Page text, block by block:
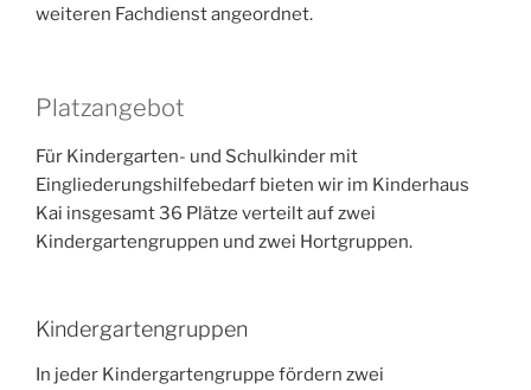
weiteren Fachdienst angeordnet.
Platzangebot
Für Kindergarten- und Schulkinder mit
Eingliederungshilfebedarf bieten wir im Kinderhaus
Kai insgesamt 36 Plätze verteilt auf zwei
Kindergartengruppen und zwei Hortgruppen.
Kindergartengruppen
In jeder Kindergartengruppe fördern zwei